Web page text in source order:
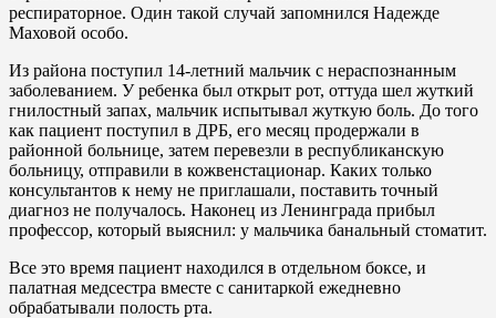
респираторное. Один такой случай запомнился Надежде
Маховой особо.
Из района поступил 14-летний мальчик с нераспознанным
заболеванием. У ребенка был открыт рот, оттуда шел жуткий
гнилостный запах, мальчик испытывал жуткую боль. До того
как пациент поступил в ДРБ, его месяц продержали в
районной больнице, затем перевезли в республиканскую
больницу, отправили в кожвенстационар. Каких только
консультантов к нему не приглашали, поставить точный
диагноз не получалось. Наконец из Ленинграда прибыл
профессор, который выяснил: у мальчика банальный стоматит.
Все это время пациент находился в отдельном боксе, и
палатная медсестра вместе с санитаркой ежедневно
обрабатывали полость рта.